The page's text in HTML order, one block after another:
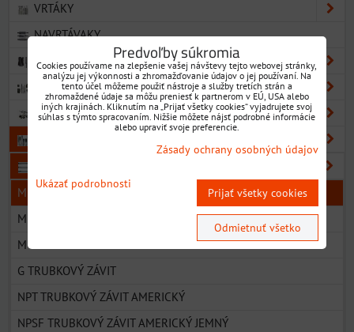
VRTÁKY
NAVRTÁVAKY
VÝHRUBNÍKY
VÝSTRUŽNÍKY
ZÁHLBNÍKY
M METRICKÝ ZÁVIT ZÁKLADNÝ ROZMER
MF METRICKÝ ZÁVIT JEMNÉ STÚPANIE
M METRICKÝ ZÁVIT TVÁRNIACE ZÁVITNÍKY
G TRUBKOVÝ ZÁVIT
NPT TRUBKOVÝ ZÁVIT AMERICKÝ
NPSF TRUBKOVÝ ZÁVIT AMERICKÝ JEMNÝ
Predvoľby súkromia
Cookies používame na zlepšenie vašej návštevy tejto webovej stránky,
analýzu jej výkonnosti a zhromažďovanie údajov o jej používaní. Na
tento účel môžeme použiť nástroje a služby tretích strán a
zhromaždené údaje sa môžu preniesť k partnerom v EÚ, USA alebo
iných krajinách. Kliknutím na „Prijať všetky cookies“ vyjadrujete svoj
súhlas s týmto spracovaním. Nižšie môžete nájsť podrobné informácie
alebo upraviť svoje preferencie.
Zásady ochrany osobných údajov
Ukázať podrobnosti
Prijať všetky cookies
Odmietnuť všetko